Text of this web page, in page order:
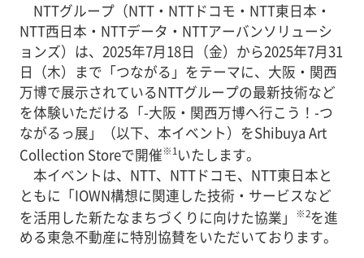
NTTグループ（NTT・NTTドコモ・NTT東日本・
NTT西日本・NTTデータ・NTTアーバンソリューシ
ョンズ）は、2025年7月18日（金）から2025年7月31
日（木）まで「つながる」をテーマに、大阪・関西
万博で展示されているNTTグループの最新技術など
を体験いただける「-大阪・関西万博へ行こう！-つ
ながるっ展」（以下、本イベント）をShibuya Art
Collection Storeで開催※1いたします。
本イベントは、NTT、NTTドコモ、NTT東日本と
ともに「IOWN構想に関連した技術・サービスなど
を活用した新たなまちづくりに向けた協業」
※2を進
める東急不動産に特別協賛をいただいております。